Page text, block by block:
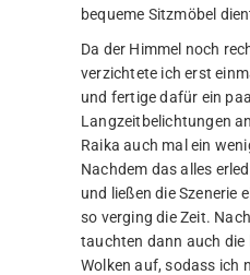
bequeme Sitzmöbel
Da der Himmel noch
verzichtete ich erst
und fertige dafür ein
Langzeitbelichtungen
Raika auch mal ein
Nachdem das alles
und ließen die Szenerie
so verging die Zeit.
tauchten dann auch die
Wolken auf, sodass ich